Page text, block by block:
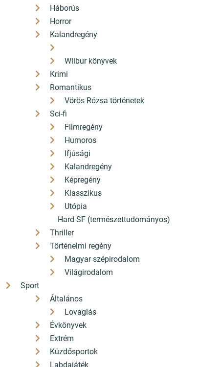
Háborús
Horror
Kalandregény
Wilbur könyvek
Krimi
Romantikus
Vörös Rózsa történetek
Sci-fi
Filmregény
Humoros
Ifjúsági
Kalandregény
Képregény
Klasszikus
Utópia
Hard SF (természettudományos)
Thriller
Történelmi regény
Magyar szépirodalom
Világirodalom
Sport
Általános
Lovaglás
Évkönyvek
Extrém
Küzdősportok
Labdajáték